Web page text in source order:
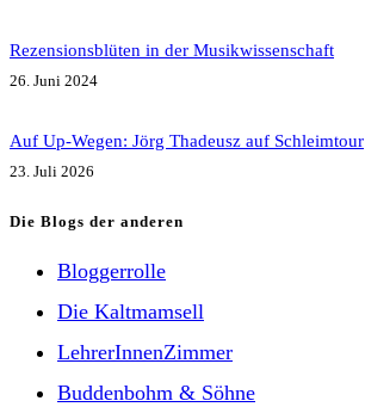
Rezensionsblüten in der Musikwissenschaft
26. Juni 2024
Auf Up-Wegen: Jörg Thadeusz auf Schleimtour
23. Juli 2026
Die Blogs der anderen
Bloggerrolle
Die Kaltmamsell
LehrerInnenZimmer
Buddenbohm & Söhne